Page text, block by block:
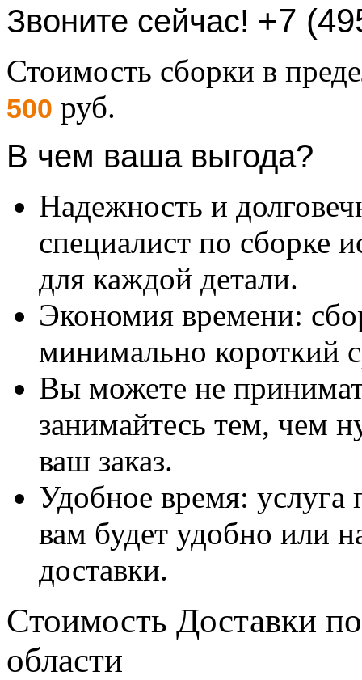
Звоните сейчас! +7
Стоимость сборки в
500 руб.
В чем ваша выгода?
Надежность и
специалист по сборке
для каждой детали.
Экономия времени:
минимально короткий
Вы можете не
занимайтесь тем, чем
ваш заказ.
Удобное время: услуга
вам будет удобно или
доставки.
Стоимость Доставки
области